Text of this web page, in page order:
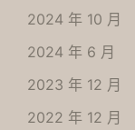
2024 年 10 月
2024 年 6 月
2023 年 12 月
2022 年 12 月